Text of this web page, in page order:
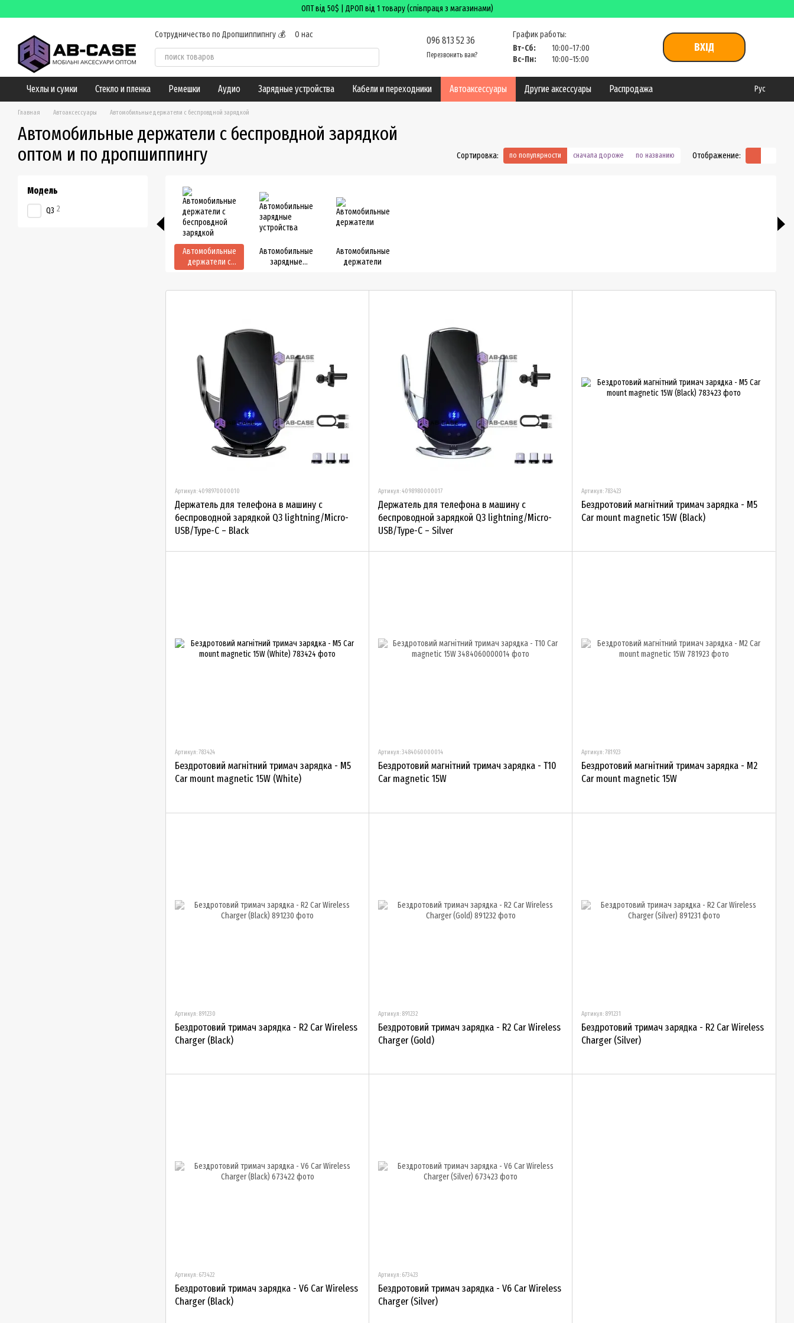
ОПТ від 50$ | ДРОП від 1 товару (співпраця з магазинами)
Сотрудничество по Дропшиппипнгу 💰
О нас
Оплата и доставка
Обмен и возврат
Контактная информация
096 813 52 36
Перезвонить вам?
График работы:
Вт-Сб:
10:00–17:00
Вс-Пн:
10:00–15:00
ВХІД
Чехлы и сумки Стекло и пленка Ремешки Аудио Зарядные устройства Кабели и переходники Автоаксессуары Другие аксессуары Распродажа Рус
Главная Автоаксессуары Автомобильные держатели с беспровдной зарядкой
Автомобильные держатели с беспровдной зарядкой
оптом и по дропшиппингу
Сортировка: по популярности сначала дороже по названию Отображение:
Автомобильные
держатели с
беспровдной
Автомобильные
зарядные
Автомобильные
держатели
Артикул: 4098970000010
Держатель для телефона в машину с
беспроводной зарядкой Q3 lightning/Micro-
USB/Type-C – Black
Артикул: 4098980000017
Держатель для телефона в машину с
беспроводной зарядкой Q3 lightning/Micro-
USB/Type-C – Silver
Артикул: 783423
Бездротовий магнітний тримач зарядка - M5
Car mount magnetic 15W (Black)
Артикул: 783424
Бездротовий магнітний тримач зарядка - M5
Car mount magnetic 15W (White)
Артикул: 3484060000014
Бездротовий магнітний тримач зарядка - T10
Car magnetic 15W
Артикул: 781923
Бездротовий магнітний тримач зарядка - M2
Car mount magnetic 15W
Артикул: 891230
Бездротовий тримач зарядка - R2 Car Wireless
Charger (Black)
Артикул: 891232
Бездротовий тримач зарядка - R2 Car Wireless
Charger (Gold)
Артикул: 891231
Бездротовий тримач зарядка - R2 Car Wireless
Charger (Silver)
Артикул: 673422
Бездротовий тримач зарядка - V6 Car Wireless
Charger (Black)
Артикул: 673423
Бездротовий тримач зарядка - V6 Car Wireless
Charger (Silver)
Модель
Q3 2